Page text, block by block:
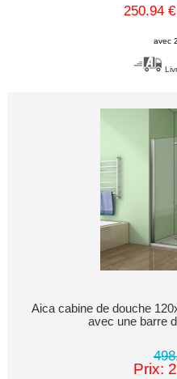
250.94
Aica cabine de douche
avec une barre
Prix: